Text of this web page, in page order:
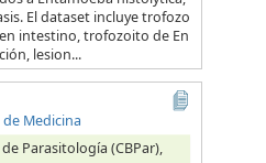
El dataset incluye trofozo
intestino, trofozoito de En
lesion...
Medicina
Parasitología (CBPar),